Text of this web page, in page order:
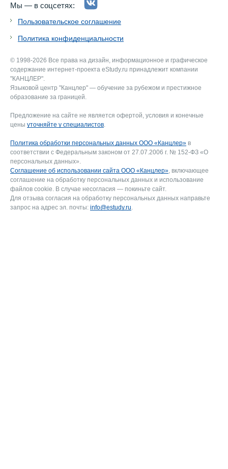
Мы — в соцсетях:
Пользовательское соглашение
Политика конфиденциальности
© 1998-2026 Все права на дизайн, информационное и графическое
содержание интернет-проекта eStudy.ru принадлежит компании
"КАНЦЛЕР".
Языковой центр "Канцлер" — обучение за рубежом и престижное
образование за границей.
Предложение на сайте не является офертой, условия и конечные
цены уточняйте у специалистов
Политика обработки персональных данных ООО «Канцлер» в
соответствии с Федеральным законом от 27.07.2006 г. № 152-ФЗ «О
персональных данных».
Соглашение об использовании сайта ООО «Канцлер» , включающее
соглашение на обработку персональных данных и использование
файлов cookie. В случае несогласия — покиньте сайт.
Для отзыва согласия на обработку персональных данных направьте
запрос на адрес эл. почты: info@estudy.ru